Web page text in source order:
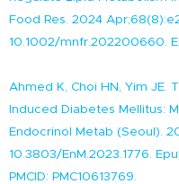
Food Res. 2024
10.1002/mnfr.202200660.
Ahmed K, Choi HN, Yim
Induced Diabetes Mellitus:
Endocrinol Metab (Seoul).
10.3803/EnM.2023.1776.
PMCID: PMC10613769.